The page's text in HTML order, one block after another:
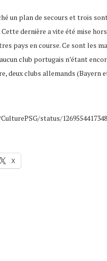
un plan de secours et trois
Cette dernière a vite été mise
pays en course. Ce sont les
club portugais n’étant
deux clubs allemands
status/
X